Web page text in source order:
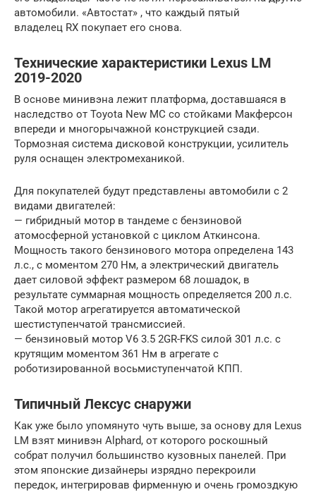
автомобили. «Автостат» , что каждый пятый
владелец RX покупает его снова.
Технические характеристики Lexus LM
2019-2020
В основе минивэна лежит платформа, доставшаяся в
наследство от Toyota New MC со стойками Макферсон
впереди и многорычажной конструкцией сзади.
Тормозная система дисковой конструкции, усилитель
руля оснащен электромеханикой.
Для покупателей будут представлены автомобили с 2
видами двигателей:
— гибридный мотор в тандеме с бензиновой
атомосферной установкой с циклом Аткинсона.
Мощность такого бензинового мотора определена 143
л.с., с моментом 270 Нм, а электрический двигатель
дает силовой эффект размером 68 лошадок, в
результате суммарная мощность определяется 200 л.с.
Такой мотор агрегатируется автоматической
шестиступенчатой трансмиссией.
— бензиновый мотор V6 3.5 2GR-FKS силой 301 л.с. с
крутящим моментом 361 Нм в агрегате с
роботизированной восьмиступенчатой КПП.
Типичный Лексус снаружи
Как уже было упомянуто чуть выше, за основу для Lexus
LM взят минивэн Alphard, от которого роскошный
собрат получил большинство кузовных панелей. При
этом японские дизайнеры изрядно перекроили
передок, интегрировав фирменную и очень громоздкую